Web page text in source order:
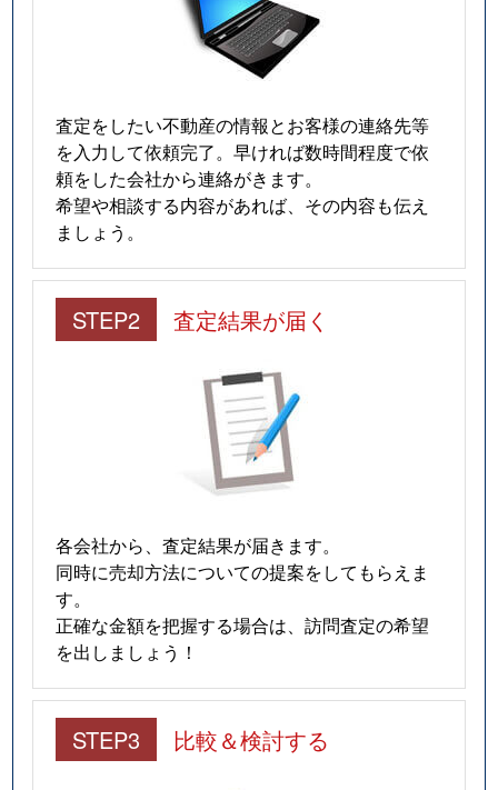
査定をしたい不動産の情報とお客様の連絡先等
を入力して依頼完了。早ければ数時間程度で依
頼をした会社から連絡がきます。
希望や相談する内容があれば、その内容も伝え
ましょう。
STEP2 査定結果が届く
各会社から、査定結果が届きます。
同時に売却方法についての提案をしてもらえま
す。
正確な金額を把握する場合は、訪問査定の希望
を出しましょう！
STEP3 比較＆検討する